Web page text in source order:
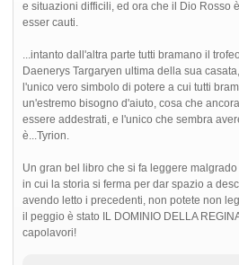
e situazioni difficili, ed ora che il Dio Rosso
esser cauti.
...intanto dall'altra parte tutti bramano il
Daenerys Targaryen ultima della sua
l'unico vero simbolo di potere a cui tutti
un'estremo bisogno d'aiuto, cosa che
essere addestrati, e l'unico che sembra
è...Tyrion.
Un gran bel libro che si fa leggere
in cui la storia si ferma per dar spazio a
avendo letto i precedenti, non potete non
il peggio è stato IL DOMINIO DELLA
capolavori!